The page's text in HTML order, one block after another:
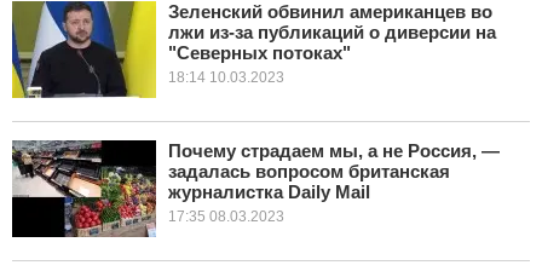
Зеленский обвинил американцев во
лжи из-за публикаций о диверсии на
"Северных потоках"
18:14 10.03.2023
Почему страдаем мы, а не Россия, —
задалась вопросом британская
журналистка Daily Mail
17:35 08.03.2023